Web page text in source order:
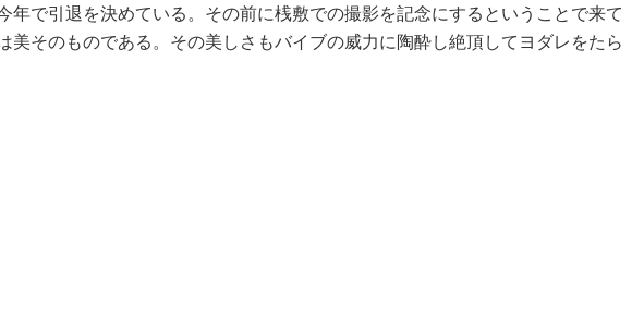
で引退を決めている。その前に桟敷での撮影を記念にするということで来て
そのものである。その美しさもバイブの威力に陶酔し絶頂してヨダレをたら